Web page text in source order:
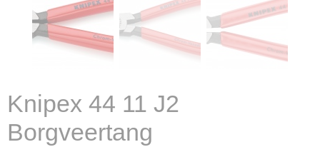
Knipex 44 11 J2
Borgveertang